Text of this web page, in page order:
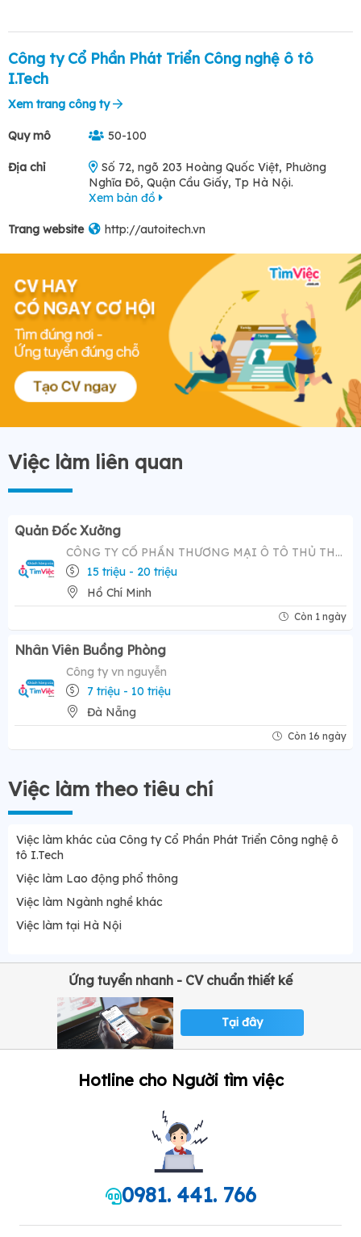
Công ty Cổ Phần Phát Triển Công nghệ ô tô
I.Tech
Xem trang công ty
Quy mô 50-100
Địa chỉ
Số 72, ngõ 203 Hoàng Quốc Việt, Phường
Nghĩa Đô, Quận Cầu Giấy, Tp Hà Nội.
Xem bản đồ
Trang website http://autoitech.vn
Việc làm liên quan
Quản Đốc Xưởng
CÔNG TY CỔ PHẦN THƯƠNG MẠI Ô TÔ THỦ THIÊM
15 triệu - 20 triệu
Hồ Chí Minh
Còn 1 ngày
Nhân Viên Buồng Phòng
Công ty vn nguyễn
7 triệu - 10 triệu
Đà Nẵng
Còn 16 ngày
Việc làm theo tiêu chí
Việc làm khác của Công ty Cổ Phần Phát Triển Công nghệ ô
tô I.Tech
Việc làm Lao động phổ thông
Việc làm Ngành nghề khác
Việc làm tại Hà Nội
Ứng tuyển nhanh - CV chuẩn thiết kế
Tại đây
Hotline cho Người tìm việc
0981. 441. 766